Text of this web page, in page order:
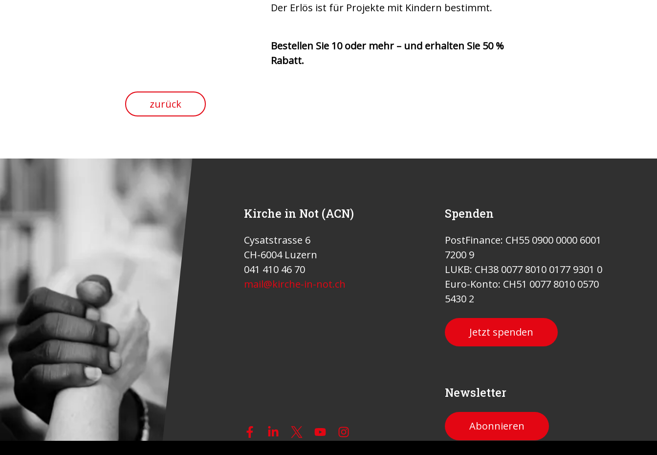
Der Erlös ist für Projekte mit Kindern bestimmt.
Bestellen Sie 10 oder mehr – und erhalten Sie 50 %
Rabatt.
zurück
Kirche in Not (ACN)
Cysatstrasse 6
CH-6004 Luzern
041 410 46 70
mail@kirche-in-not.ch
Spenden
PostFinance: CH55 0900 0000 6001
7200 9
LUKB: CH38 0077 8010 0177 9301 0
Euro-Konto: CH51 0077 8010 0570
5430 2
Jetzt spenden
Newsletter
Abonnieren